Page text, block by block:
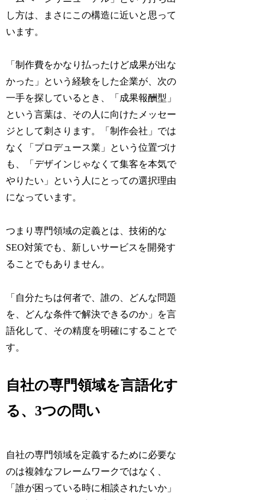
し方は、まさにこの構造に近いと思って
います。
「制作費をかなり払ったけど成果が出な
かった」という経験をした企業が、次の
一手を探しているとき、「成果報酬型」
という言葉は、その人に向けたメッセー
ジとして刺さります。「制作会社」では
なく「プロデュース業」という位置づけ
も、「デザインじゃなくて集客を本気で
やりたい」という人にとっての選択理由
になっています。
つまり専門領域の定義とは、技術的な
SEO対策でも、新しいサービスを開発す
ることでもありません。
「自分たちは何者で、誰の、どんな問題
を、どんな条件で解決できるのか」を言
語化して、その精度を明確にすることで
す。
自社の専門領域を言語化す
る、3つの問い
自社の専門領域を定義するために必要な
のは複雑なフレームワークではなく、
「誰が困っている時に相談されたいか」